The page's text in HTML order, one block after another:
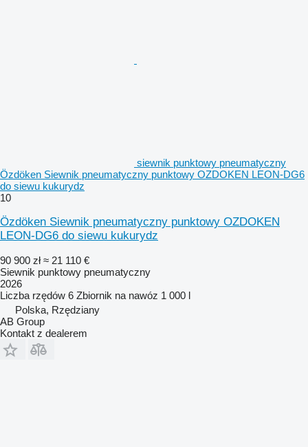
siewnik punktowy pneumatyczny
Özdöken Siewnik pneumatyczny punktowy OZDOKEN LEON-DG6
do siewu kukurydz
10
Özdöken Siewnik pneumatyczny punktowy OZDOKEN
LEON-DG6 do siewu kukurydz
90 900 zł ≈ 21 110 €
Siewnik punktowy pneumatyczny
2026
Liczba rzędów 6 Zbiornik na nawóz 1 000 l
Polska, Rzędziany
AB Group
Kontakt z dealerem